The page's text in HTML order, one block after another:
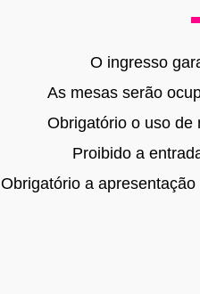
O ingresso
As mesas serão
Obrigatório o uso de
Proibido a
Obrigatório a